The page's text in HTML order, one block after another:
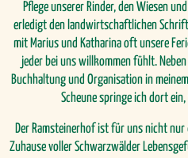
Pflege unserer Rinder, den Wiesen
erledigt den landwirtschaftlichen
mit Marius und Katharina oft unsere
jeder bei uns willkommen fühlt.
Buchhaltung und Organisation in
Scheune springe ich dort
Der Ramsteinerhof ist für uns nicht
Zuhause voller Schwarzwälder